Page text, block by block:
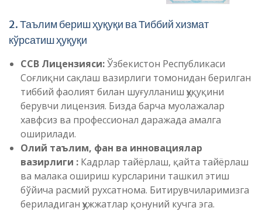
2. Таълим бериш ҳуқуқи ва Тиббий хизмат
кўрсатиш ҳуқуқи
ССВ Лицензияси:Ўзбекистон Республикаси
Соғлиқни сақлаш вазирлиги томонидан берилган
тиббий фаолият билан шуғулланиш ҳуқуқини
берувчи лицензия. Бизда барча муолажалар
хавфсиз ва профессионал даражада амалга
оширилади.
Олий таълим, фан ва инновациялар
вазирлиги : Кадрлар тайёрлаш, қайта тайёрлаш
ва малака ошириш курсларини ташкил этиш
бўйича расмий рухсатнома. Битирувчиларимизга
бериладиган ҳужжатлар қонуний кучга эга.